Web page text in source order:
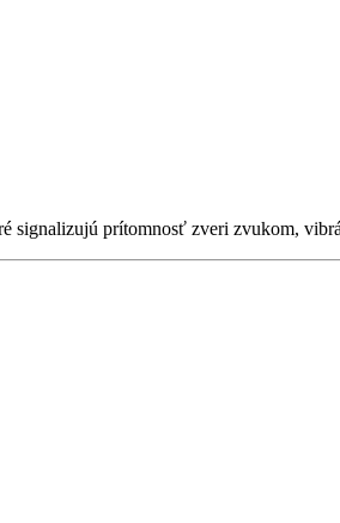
signalizujú prítomnosť zveri zvukom,